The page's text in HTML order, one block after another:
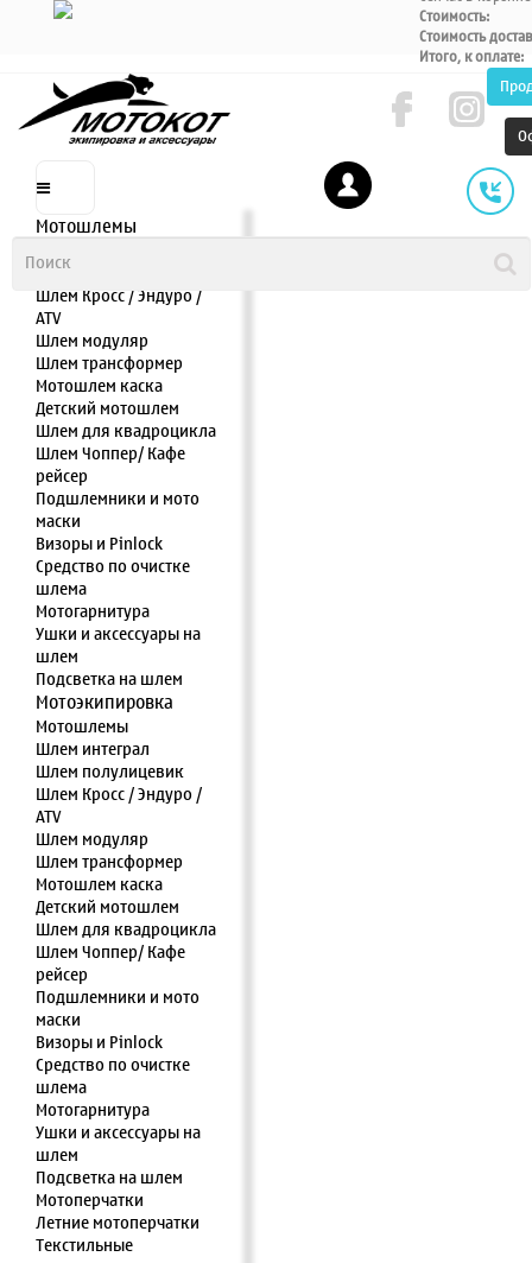
Стоимость:
Стоимость
Итого, к оплате:
Мотошлемы
Шлем полулицевик
Шлем Кросс / Эндуро /
ATV
Шлем модуляр
Шлем трансформер
Мотошлем каска
Детский мотошлем
Шлем для квадроцикла
Шлем Чоппер/ Кафе
рейсер
Подшлемники и мото
маски
Визоры и Pinlock
Средство по очистке
шлема
Мотогарнитура
Ушки и аксессуары на
шлем
Подсветка на шлем
Мотоэкипировка
Мотошлемы
Шлем интеграл
Шлем полулицевик
Шлем Кросс / Эндуро /
ATV
Шлем модуляр
Шлем трансформер
Мотошлем каска
Детский мотошлем
Шлем для квадроцикла
Шлем Чоппер/ Кафе
рейсер
Подшлемники и мото
маски
Визоры и Pinlock
Средство по очистке
шлема
Мотогарнитура
Ушки и аксессуары на
шлем
Подсветка на шлем
Мотоперчатки
Летние мотоперчатки
Текстильные